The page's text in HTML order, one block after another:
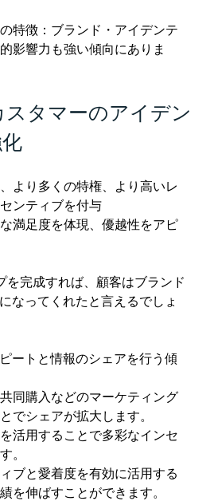
特徴：ブランド・アイデンテ
影響力も強い傾向にありま
タマーのアイデン
より多くの特権、より高いレ
ンティブを付与
満足度を体現、優越性をアピ
を完成すれば、顧客はブランド
なってくれたと言えるでしょ
ートと情報のシェアを行う傾
同購入などのマーケティング
でシェアが拡大します。
活用することで多彩なインセ
。
ブと愛着度を有効に活用する
を伸ばすことができます。